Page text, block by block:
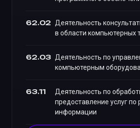
62.02
Деятельность
в области компьютерных
62.03 Деятельность по
компьютерным
63.11
Деятельность по
предоставление услуг
информации